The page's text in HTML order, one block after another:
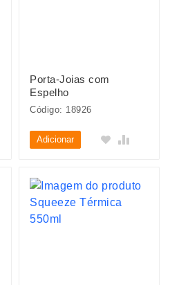
Porta-Joias com
Espelho
Código: 18926
Adicionar